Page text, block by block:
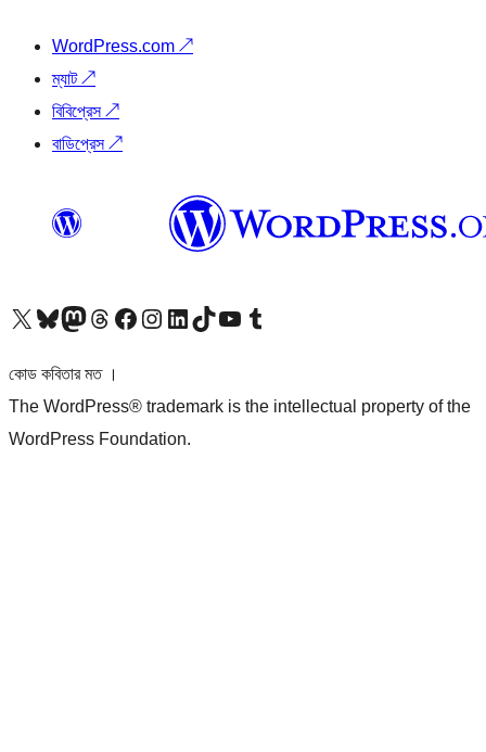
WordPress.com ↗
ম্যাট↗
বিবিপ্রেস↗
বাডিপ্রেস↗
আমাদের X (আগের টুইটার) অ্যাকাউন্টে যানআমাদের Bluesky অ্যাকাউন্টটি দেখুনআমাদের মাস্টোডন অ্যাকাউন্টটি দেখুনআমাদের থ্রেডস অ্যাকাউন্টটি দেখুনআমাদের ফেসবুক পেজ দেখুনআমাদের ইন্সটাগ্রাম অ্যাকাউন্ট দেখুনআমাদের লিঙ্কডইন অ্যাকাউন্টে যানআমাদের TikTok অ্যাকাউন্টটি দেখুনআমাদের ইউটিউব চ্যানেলে যান আমাদের টাম্বলার অ্যাকাউন্ট দেখুন
কোড কবিতার মত ।
The WordPress® trademark is the intellectual property of the
WordPress Foundation.